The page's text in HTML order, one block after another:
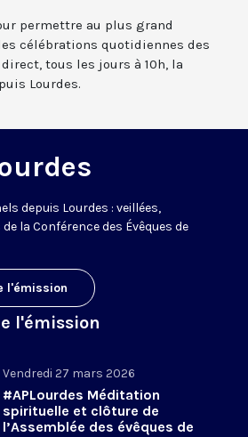
permettre au plus grand
célébrations quotidiennes des
tous les jours à 10h, la
Lourdes.
depuis Lourdes : veillées,
la Conférence des Évêques de
l'émission
l'émission
Vendredi 27 mars 2026
#APLourdes Méditation
spirituelle et clôture de
l’Assemblée des évêques de